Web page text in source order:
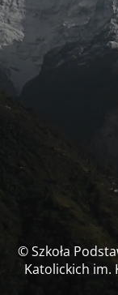
© Szkoła
Katolickich im.